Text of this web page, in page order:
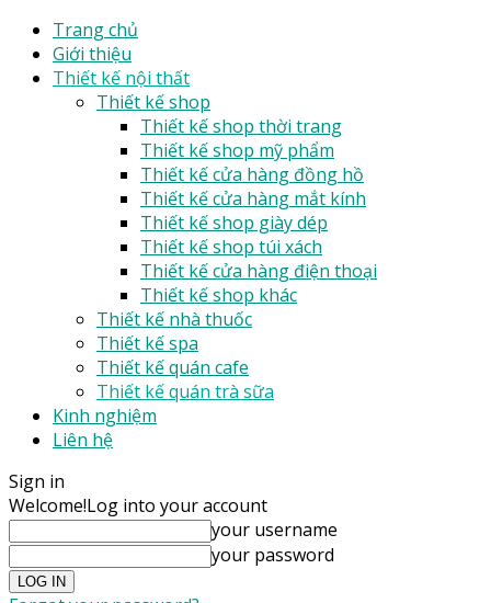
Trang chủ
Giới thiệu
Thiết kế nội thất
Thiết kế shop
Thiết kế shop thời trang
Thiết kế shop mỹ phẩm
Thiết kế cửa hàng đồng hồ
Thiết kế cửa hàng mắt kính
Thiết kế shop giày dép
Thiết kế shop túi xách
Thiết kế cửa hàng điện thoại
Thiết kế shop khác
Thiết kế nhà thuốc
Thiết kế spa
Thiết kế quán cafe
Thiết kế quán trà sữa
Kinh nghiệm
Liên hệ
Sign in
Welcome!Log into your account
your username
your password